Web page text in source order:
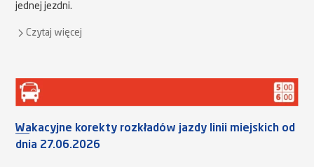
jednej jezdni.
Czytaj więcej
Wakacyjne korekty rozkładów jazdy linii miejskich od
dnia 27.06.2026